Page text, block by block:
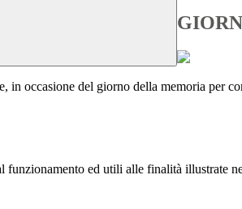
occasione del giorno della memoria per
funzionamento ed utili alle finalità illustrate